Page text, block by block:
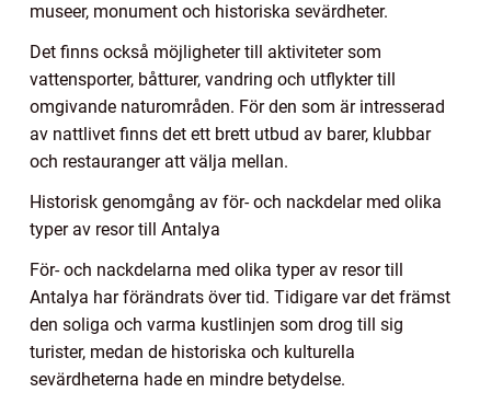
museer, monument och historiska sevärdheter.
Det finns också möjligheter till aktiviteter som
vattensporter, båtturer, vandring och utflykter till
omgivande naturområden. För den som är intresserad
av nattlivet finns det ett brett utbud av barer, klubbar
och restauranger att välja mellan.
Historisk genomgång av för- och nackdelar med olika
typer av resor till Antalya
För- och nackdelarna med olika typer av resor till
Antalya har förändrats över tid. Tidigare var det främst
den soliga och varma kustlinjen som drog till sig
turister, medan de historiska och kulturella
sevärdheterna hade en mindre betydelse.